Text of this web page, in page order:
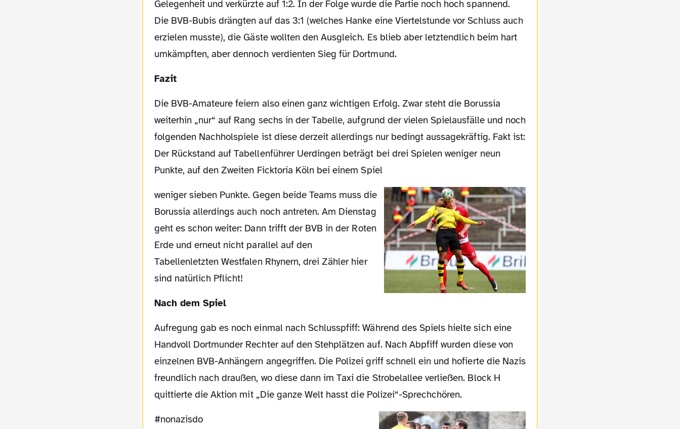
Gelegenheit und verkürzte auf 1:2. In der Folge wurde die Partie noch hoch spannend.
Die BVB-Bubis drängten auf das 3:1 (welches Hanke eine Viertelstunde vor Schluss auch
erzielen musste), die Gäste wollten den Ausgleich. Es blieb aber letztendlich beim hart
umkämpften, aber dennoch verdienten Sieg für Dortmund.
Fazit
Die BVB-Amateure feiern also einen ganz wichtigen Erfolg. Zwar steht die Borussia
weiterhin „nur“ auf Rang sechs in der Tabelle, aufgrund der vielen Spielausfälle und noch
folgenden Nachholspiele ist diese derzeit allerdings nur bedingt aussagekräftig. Fakt ist:
Der Rückstand auf Tabellenführer Uerdingen beträgt bei drei Spielen weniger neun
Punkte, auf den Zweiten Ficktoria Köln bei einem Spiel
weniger sieben Punkte. Gegen beide Teams muss die
Borussia allerdings auch noch antreten. Am Dienstag
geht es schon weiter: Dann trifft der BVB in der Roten
Erde und erneut nicht parallel auf den
Tabellenletzten Westfalen Rhynern, drei Zähler hier
sind natürlich Pflicht!
Nach dem Spiel
Aufregung gab es noch einmal nach Schlusspfiff: Während des Spiels hielte sich eine
Handvoll Dortmunder Rechter auf den Stehplätzen auf. Nach Abpfiff wurden diese von
einzelnen BVB-Anhängern angegriffen. Die Polizei griff schnell ein und hofierte die Nazis
freundlich nach draußen, wo diese dann im Taxi die Strobelallee verließen. Block H
quittierte die Aktion mit „Die ganze Welt hasst die Polizei“-Sprechchören.
#nonazisdo